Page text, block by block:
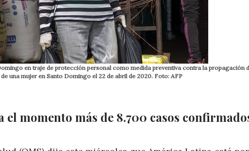
en traje de protección personal como medida preventiva contra la propagación
una mujer en Santo Domingo el 22 de abril de 2020. Foto: AFP
momento más de 8.700 casos